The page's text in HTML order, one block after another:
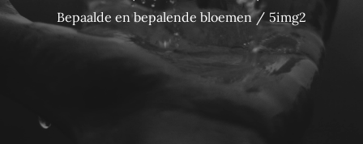
Bepaalde en bepalende bloemen
5img2